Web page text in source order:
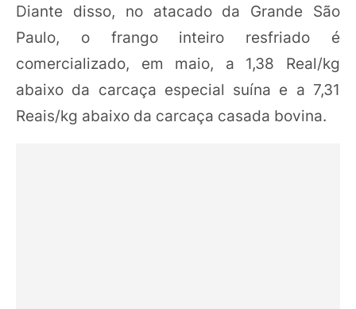
Diante disso, no atacado da Grande São
Paulo, o frango inteiro resfriado é
comercializado, em maio, a 1,38 Real/kg
abaixo da carcaça especial suína e a 7,31
Reais/kg abaixo da carcaça casada bovina.